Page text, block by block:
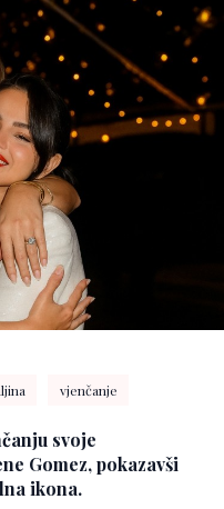
vjenčanje
svoje
Gomez, pokazavši
ikona.